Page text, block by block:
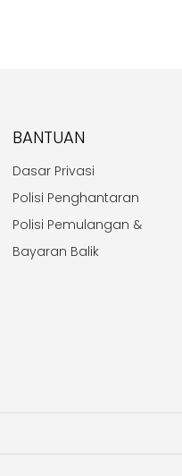
BANTUAN
Dasar Privasi
Polisi Penghantaran
Polisi Pemulangan &
Bayaran Balik